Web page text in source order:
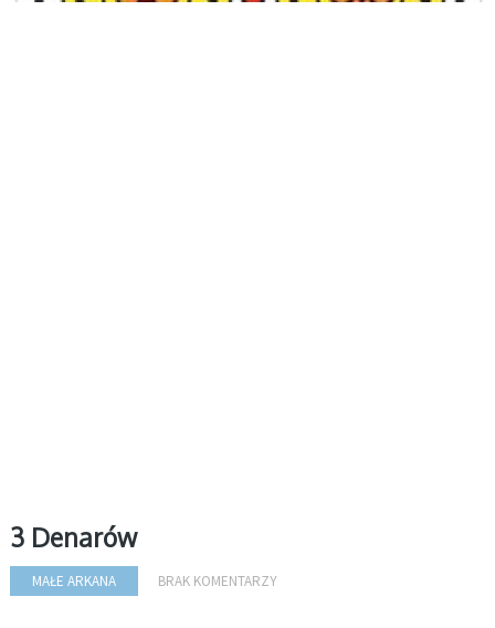
3 Denarów
MAŁE ARKANA BRAK KOMENTARZY